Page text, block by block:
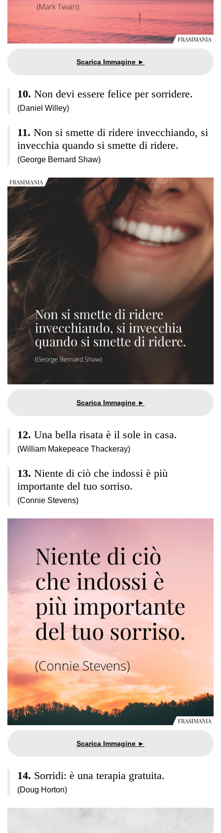
Non devi essere felice per sorridere.
(Daniel Willey)
Non si smette di ridere invecchiando, si
invecchia quando si smette di ridere.
(George Bernard Shaw)
Una bella risata è il sole in casa.
(William Makepeace Thackeray)
Niente di ciò che indossi è più
importante del tuo sorriso.
(Connie Stevens)
Sorridi: è una terapia gratuita.
(Doug Horton)